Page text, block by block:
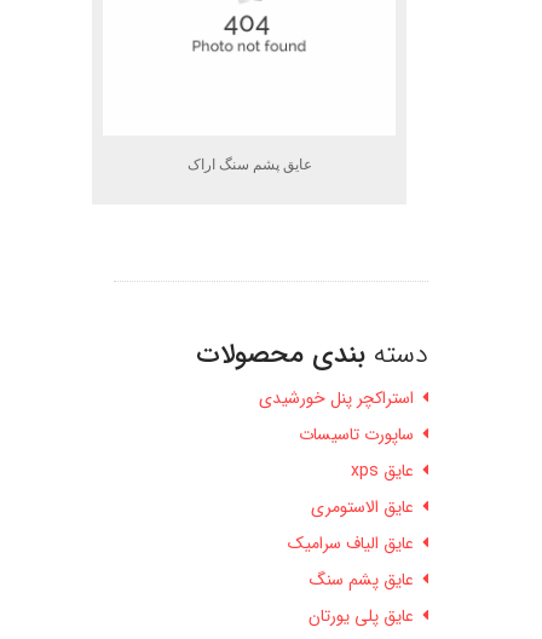
عایق پشم سنگ اراک
دسته بندی محصولات
استراکچر پنل خورشیدی
ساپورت تاسیسات
عایق xps
عایق الاستومری
عایق الیاف سرامیک
عایق پشم سنگ
عایق پلی یورتان